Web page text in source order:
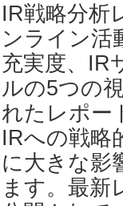
IR戦略分析
ンライン活
充実度、IR
ルの5つの
れたレポー
IRへの戦略
に大きな影
ます。最新